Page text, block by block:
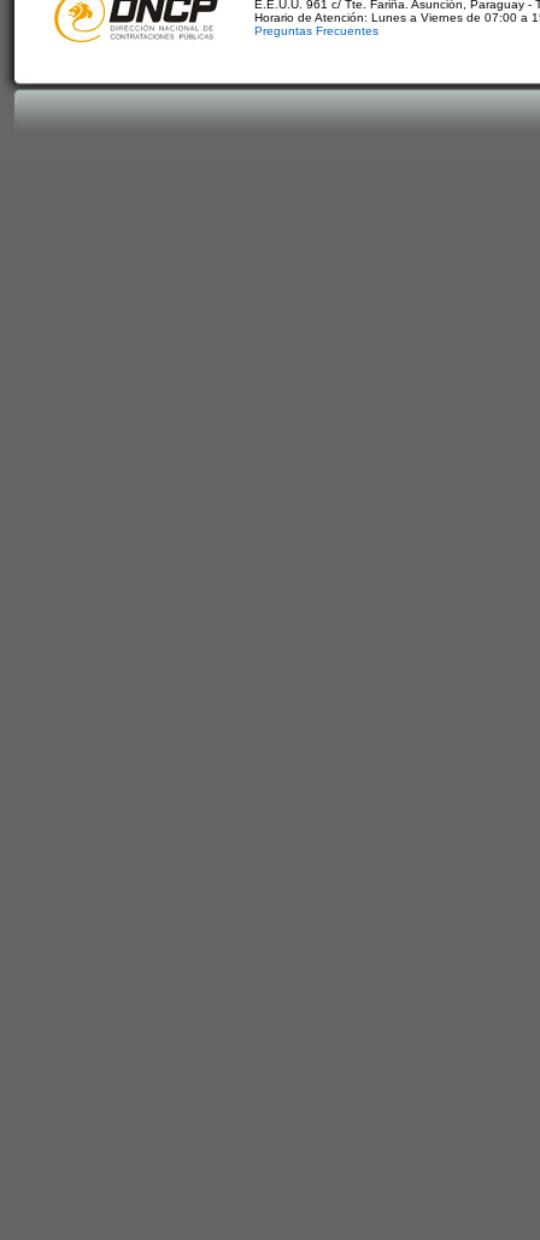
E.E.U.U. 961 c/ Tte. Fariña. Asunción, Paraguay -
Horario de Atención: Lunes a Viernes de 07:00 a
Preguntas Frecuentes